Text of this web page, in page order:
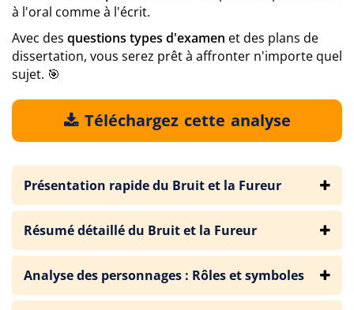
à l'oral comme à l'écrit.
Avec des questions types d'examen et des plans de
dissertation, vous serez prêt à affronter n'importe quel
sujet. 🎯
Téléchargez cette analyse
Présentation rapide du Bruit et la Fureur
Résumé détaillé du Bruit et la Fureur
Analyse des personnages : Rôles et symboles